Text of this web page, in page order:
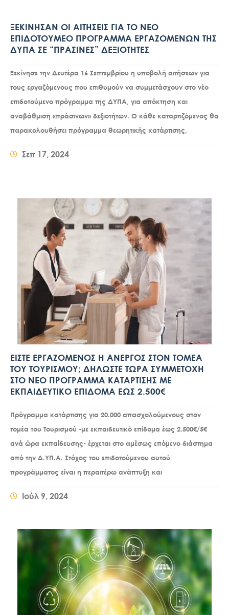
ΞΕΚΙΝΗΣΑΝ ΟΙ ΑΙΤΗΣΕΙΣ ΓΙΑ ΤΟ ΝΕΟ
ΕΠΙΔΟΤΟΥΜΕΟ ΠΡΟΓΡΑΜΜΑ ΕΡΓΑΖΟΜΕΝΩΝ ΤΗΣ
ΔΥΠΑ ΣΕ “ΠΡΑΣΙΝΕΣ” ΔΕΞΙΟΤΗΤΕΣ
Ξεκίνησε την Δευτέρα 16 Σεπτεμβρίου η υποβολή αιτήσεων για
τους εργαζόμενους που επιθυμούν να συμμετάσχουν στο νέο
επιδοτούμενο πρόγραμμα της ΔΥΠΑ, για απόκτηση και
αναβάθμιση «πράσινων» δεξιοτήτων. Ο κάθε καταρτιζόμενος θα
παρακολουθήσει πρόγραμμα θεωρητικής κατάρτισης,
Σεπ 17, 2024
ΕΙΣΤΕ ΕΡΓΑΖΟΜΕΝΟΣ Η ΑΝΕΡΓΟΣ ΣΤΟΝ ΤΟΜΕΑ
ΤΟΥ ΤΟΥΡΙΣΜΟΥ; ΔΗΛΩΣΤΕ ΤΩΡΑ ΣΥΜΜΕΤΟΧΗ
ΣΤΟ ΝΕΟ ΠΡΟΓΡΑΜΜΑ ΚΑΤΑΡΤΙΣΗΣ ΜΕ
ΕΚΠΑΙΔΕΥΤΙΚΟ ΕΠΙΔΟΜΑ ΕΩΣ 2.500€
Πρόγραμμα κατάρτισης για 20.000 απασχολούμενους στον
τομέα του Τουρισμού -με εκπαιδευτικό επίδομα έως 2.500€/5€
ανά ώρα εκπαίδευσης- έρχεται στο αμέσως επόμενο διάστημα
από την Δ.ΥΠ.Α. Στόχος του επιδοτούμενου αυτού
προγράμματος είναι η περαιτέρω ανάπτυξη και
Ιούλ 9, 2024